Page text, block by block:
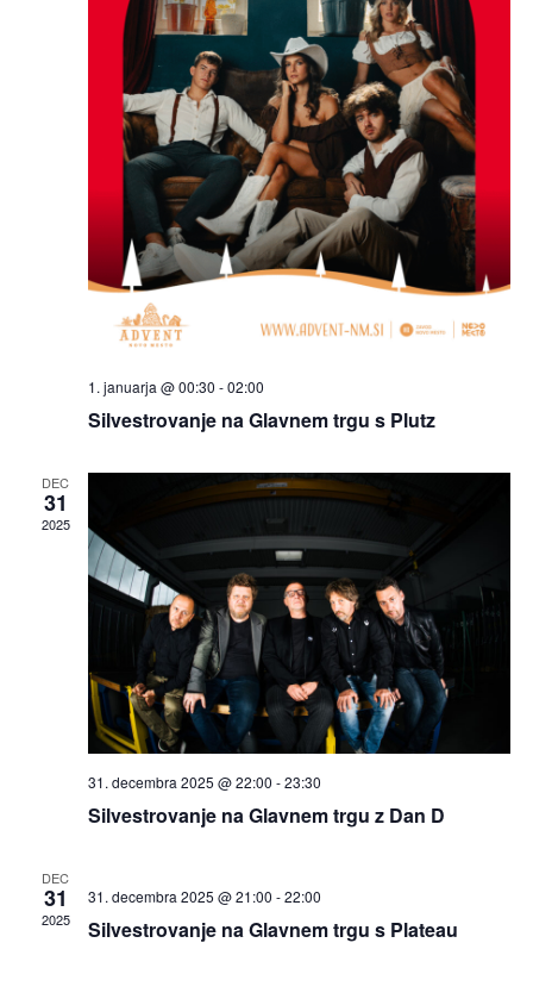
1. januarja @ 00:30 -02:00
Silvestrovanje na Glavnem trgu s Plutz
DEC
31
2025
31. decembra 2025 @ 22:00 -23:30
Silvestrovanje na Glavnem trgu z Dan D
DEC
31
2025
31. decembra 2025 @ 21:00 -22:00
Silvestrovanje na Glavnem trgu s Plateau